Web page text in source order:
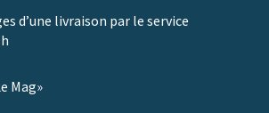
d’une livraison par le service
Mag»